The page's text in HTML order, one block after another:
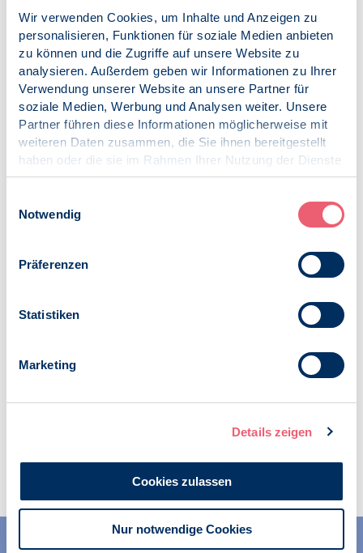
Wir verwenden Cookies, um Inhalte und Anzeigen zu
personalisieren, Funktionen für soziale Medien anbieten
zu können und die Zugriffe auf unsere Website zu
analysieren. Außerdem geben wir Informationen zu Ihrer
Verwendung unserer Website an unsere Partner für
soziale Medien, Werbung und Analysen weiter. Unsere
Partner führen diese Informationen möglicherweise mit
weiteren Daten zusammen, die Sie ihnen bereitgestellt
haben oder die sie im Rahmen Ihrer Nutzung der Dienste
gesammelt haben.
Notwendig
Präferenzen
Statistiken
Marketing
Details zeigen
Cookies zulassen
Nur notwendige Cookies
eingeführt.
Unsere Gesellschaft befindet sich in einem Wandel.
Psychische Erkrankungen nehmen an Bedeutung zu und
sind bereits heute die zweithäufigste Ursache für
Arbeitsunfähigkeit oder Berentung. Diesem Wandel muss
sich unsere Gesellschaft stellen. Aktuell wird dies von
Politikerseite noch geleugnet.
„Lange Wartezeiten im Bereich ambulanter
Psychotherapie werden zum Teil unangemessen durch
‚Fehlverhalten‘ von Psychotherapeutinnen und
Benachteiligung schwerer Erkrankter. Erfreulich ist, dass
Betroffene selbst insgesamt schneller angemessene
Berwanger abschließend.